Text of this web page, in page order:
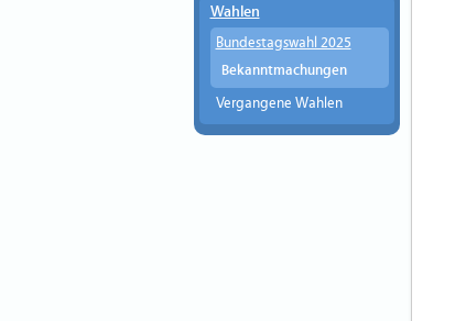
Wahlen
Bundestagswahl 2025
Bekanntmachungen
Vergangene Wahlen